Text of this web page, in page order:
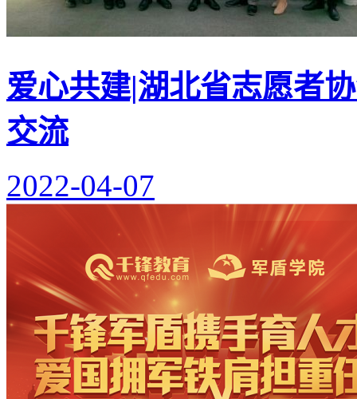
爱心共建|湖北省志愿者
交流
2022-04-07